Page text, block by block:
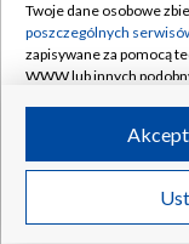
Rada
System NOS
Informacje o
Program dla prasy
Ogłoszenie
©2026
Twoje dane osobowe
poszczególnych
zapisywane za pomocą
WWW lub innych
ruchu w Internecie.
Twoje dane osobowe
poszczególnych